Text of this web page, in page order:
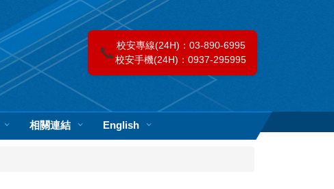
📞 校安專線(24H)：03-890-6995
校安手機(24H)：0937-295995
相關連結 English